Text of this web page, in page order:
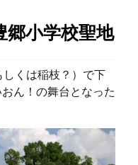
郷小学校聖地
くは稲枝？）で下
ん！の舞台となった